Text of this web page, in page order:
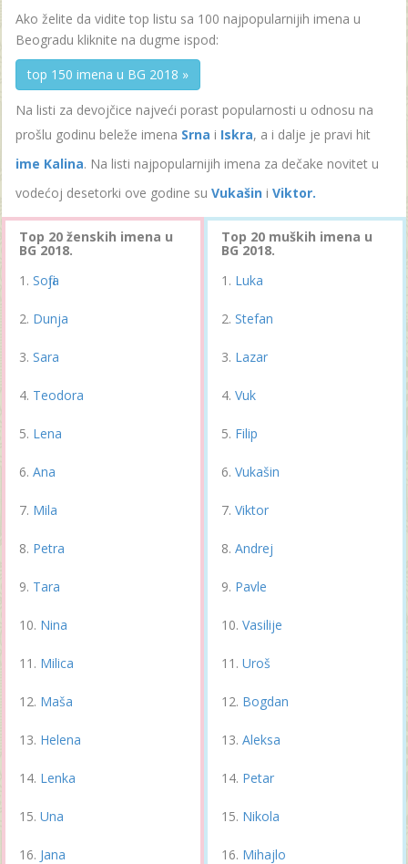
Ako želite da vidite top listu sa 100 najpopularnijih imena u
Beogradu kliknite na dugme ispod:
top 150 imena u BG 2018 »
Na listi za devojčice najveći porast popularnosti u odnosu na
prošlu godinu beleže imena Srna i Iskra, a i dalje je pravi hit
ime Kalina. Na listi najpopularnijih imena za dečake novitet u
vodećoj desetorki ove godine su Vukašin i Viktor.
Top 20 ženskih imena u
BG 2018.
Sofija
Dunja
Sara
Teodora
Lena
Ana
Mila
Petra
Tara
Nina
Milica
Maša
Helena
Lenka
Una
Jana
Top 20 muških imena u
BG 2018.
Luka
Stefan
Lazar
Vuk
Filip
Vukašin
Viktor
Andrej
Pavle
Vasilije
Uroš
Bogdan
Aleksa
Petar
Nikola
Mihajlo